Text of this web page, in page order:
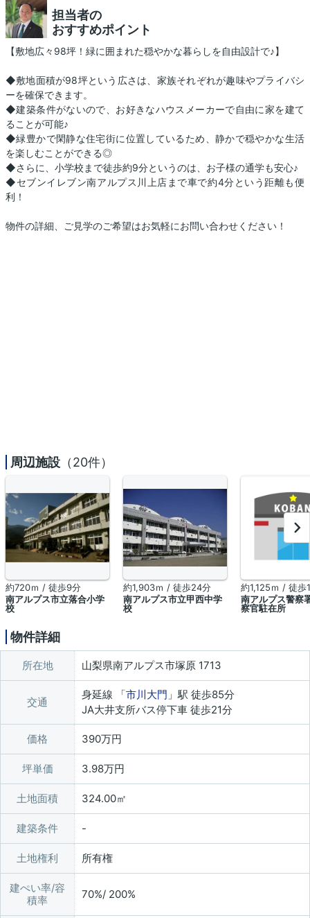
担当者の
おすすめポイント
【敷地広々98坪！緑に囲まれた穏やかな暮らしを自由設計で♪】
◆敷地面積が98坪という広さは、家族それぞれが趣味やプライバシ
ーを確保できます。
◆建築条件がないので、お好きなハウスメーカーで自由に家を建て
ることが可能♪
◆緑豊かで閑静な住宅街に位置しているため、静かで穏やかな生活
を楽しむことができる◎
◆さらに、小学校まで徒歩約9分というのは、お子様の通学も安心♪
◆セブンイレブン南アルプス川上店まで車で約4分という距離も便
利！
物件の詳細、ご見学のご希望はお気軽にお問い合わせください！
周辺施設 （20件）
約720ｍ / 徒歩9分
南アルプス市立落合小学
校
約1,903ｍ / 徒歩24分
南アルプス市立甲西中学
校
約1,125ｍ / 徒歩
南アルプス警察
察官駐在所
物件詳細
所在地 山梨県南アルプス市塚原 1713
交通
身延線 「市川大門 」駅 徒歩85分
JA大井支所バス停下車 徒歩21分
価格 390万円
坪単価 3.98万円
土地面積 324.00㎡
建築条件
土地権利 所有権
建ぺい率/容
積率
70%/ 200%